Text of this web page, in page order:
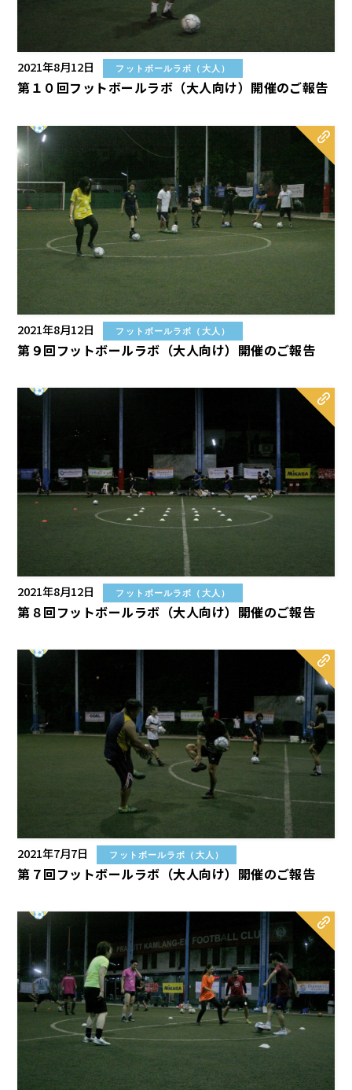
2021年8月12日 フットボールラボ（大人）
第１０回フットボールラボ（大人向け）開催のご報告
2021年8月12日 フットボールラボ（大人）
第９回フットボールラボ（大人向け）開催のご報告
2021年8月12日 フットボールラボ（大人）
第８回フットボールラボ（大人向け）開催のご報告
2021年7月7日 フットボールラボ（大人）
第７回フットボールラボ（大人向け）開催のご報告